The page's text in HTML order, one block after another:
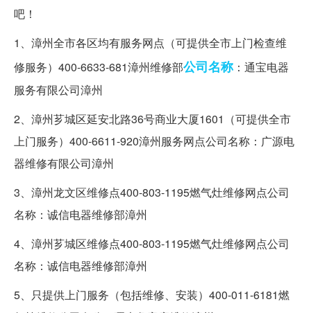
吧！
1、漳州全市各区均有服务网点（可提供全市上门检查维
修服务）400-6633-681漳州维修部公司名称：通宝电器
服务有限公司漳州
2、漳州芗城区延安北路36号商业大厦1601（可提供全市
上门服务）400-6611-920漳州服务网点公司名称：广源电
器维修有限公司漳州
3、漳州龙文区维修点400-803-1195燃气灶维修网点公司
名称：诚信电器维修部漳州
4、漳州芗城区维修点400-803-1195燃气灶维修网点公司
名称：诚信电器维修部漳州
5、只提供上门服务（包括维修、安装）400-011-6181燃